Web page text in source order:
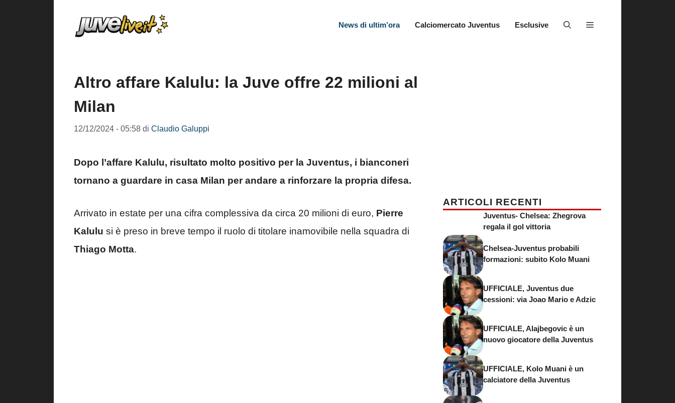
News di ultim’ora Calciomercato Juventus Esclusive
Altro affare Kalulu: la Juve offre 22 milioni al
Milan
12/12/2024 - 05:58 di Claudio Galuppi
Dopo l’affare Kalulu, risultato molto positivo per la Juventus, i bianconeri
tornano a guardare in casa Milan per andare a rinforzare la propria difesa.
Arrivato in estate per una cifra complessiva da circa 20 milioni di euro, Pierre
Kalulu si è preso in breve tempo il ruolo di titolare inamovibile nella squadra di
Thiago Motta.
ARTICOLI RECENTI
Juventus- Chelsea: Zhegrova
regala il gol vittoria
Chelsea-Juventus probabili
formazioni: subito Kolo Muani
UFFICIALE, Juventus due
cessioni: via Joao Mario e Adzic
UFFICIALE, Alajbegovic è un
nuovo giocatore della Juventus
UFFICIALE, Kolo Muani è un
calciatore della Juventus